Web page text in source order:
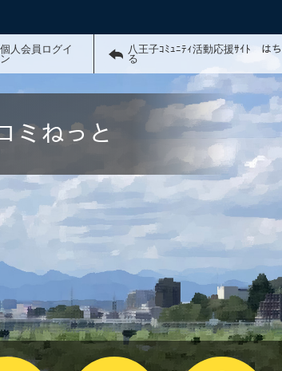
個人会員ログイ
ン
八王子ｺﾐｭﾆﾃｨ活動応援ｻｲﾄ は
る
ミねっと